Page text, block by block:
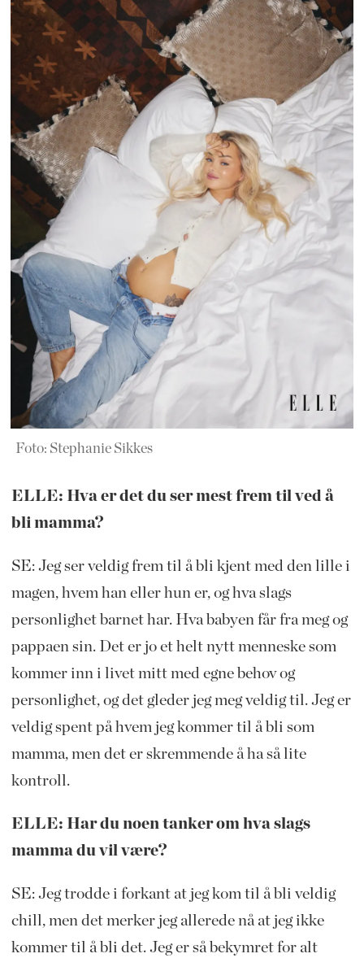
Foto: Stephanie Sikkes
ELLE: Hva er det du ser mest frem til ved å
bli mamma?
SE: Jeg ser veldig frem til å bli kjent med den lille i
magen, hvem han eller hun er, og hva slags
personlighet barnet har. Hva babyen får fra meg og
pappaen sin. Det er jo et helt nytt menneske som
kommer inn i livet mitt med egne behov og
personlighet, og det gleder jeg meg veldig til. Jeg er
veldig spent på hvem jeg kommer til å bli som
mamma, men det er skremmende å ha så lite
kontroll.
ELLE: Har du noen tanker om hva slags
mamma du vil være?
SE: Jeg trodde i forkant at jeg kom til å bli veldig
chill, men det merker jeg allerede nå at jeg ikke
kommer til å bli det. Jeg er så bekymret for alt